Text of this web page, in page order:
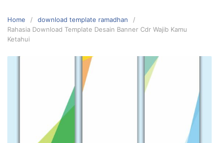
Home
download template ramadhan
Rahasia Download Template Desain Banner Cdr Wajib Kamu
Ketahui